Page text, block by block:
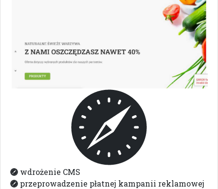
wdrożenie CMS
przeprowadzenie płatnej kampanii reklamowej